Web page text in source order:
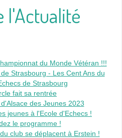
l'Actualité
du Monde Vétéran !!!
Strasbourg - Les Cent Ans du
de Strasbourg
fait sa rentrée
des Jeunes 2023
jeunes à l'Ecole d'Echecs !
le programme !
club se déplacent à Erstein !